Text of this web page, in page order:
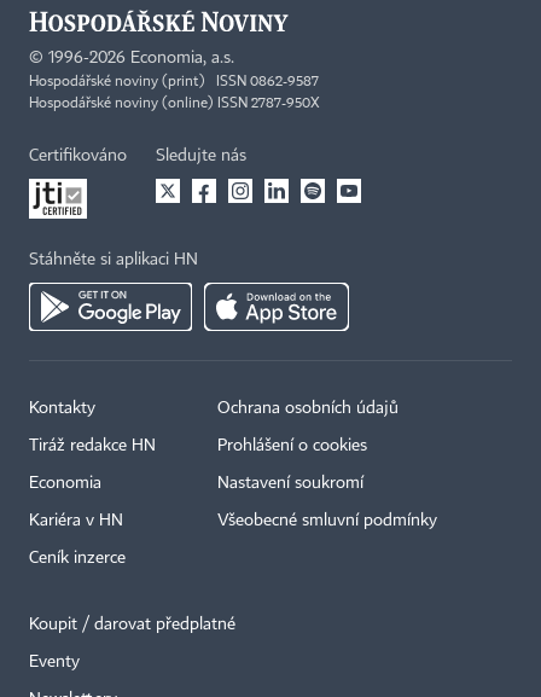
© 1996-2026 Economia, a.s.
Hospodářské noviny (print) ISSN 0862-9587
Hospodářské noviny (online) ISSN 2787-950X
Certifikováno Sledujte nás
Stáhněte si aplikaci HN
Kontakty
Tiráž redakce HN
Economia
Kariéra v HN
Ceník inzerce
Ochrana osobních údajů
Prohlášení o cookies
Nastavení soukromí
Všeobecné smluvní podmínky
Koupit / darovat předplatné
Eventy